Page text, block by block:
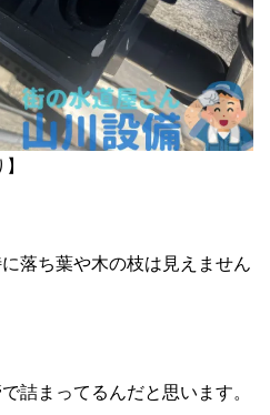
落ち葉や木の枝は見えません
詰まってるんだと思います。